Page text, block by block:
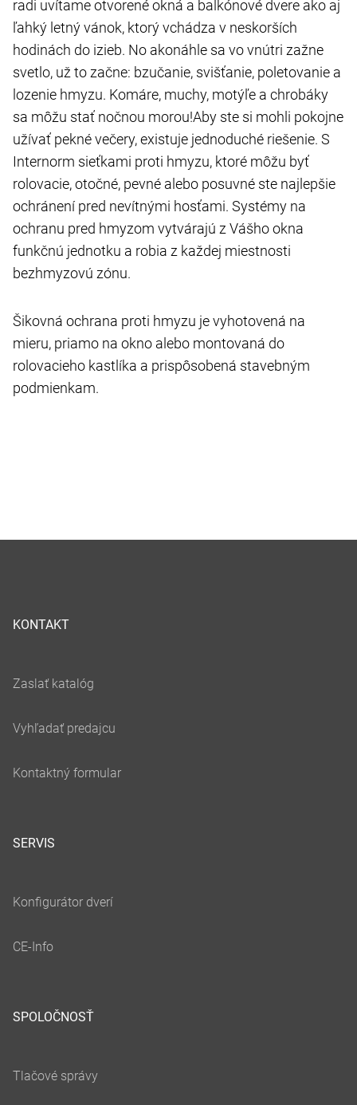
radi uvítame otvorené okná a balkónové dvere ako aj
ľahký letný vánok, ktorý vchádza v neskorších
hodinách do izieb. No akonáhle sa vo vnútri zažne
svetlo, už to začne: bzučanie, svišťanie, poletovanie a
lozenie hmyzu. Komáre, muchy, motýľe a chrobáky
sa môžu stať nočnou morou!Aby ste si mohli pokojne
užívať pekné večery, existuje jednoduché riešenie. S
Internorm sieťkami proti hmyzu, ktoré môžu byť
rolovacie, otočné, pevné alebo posuvné ste najlepšie
ochránení pred nevítnými hosťami. Systémy na
ochranu pred hmyzom vytvárajú z Vášho okna
funkčnú jednotku a robia z každej miestnosti
bezhmyzovú zónu.
Šikovná ochrana proti hmyzu je vyhotovená na
mieru, priamo na okno alebo montovaná do
rolovacieho kastlíka a prispôsobená stavebným
podmienkam.
KONTAKT
SERVIS
SPOLOČNOSŤ